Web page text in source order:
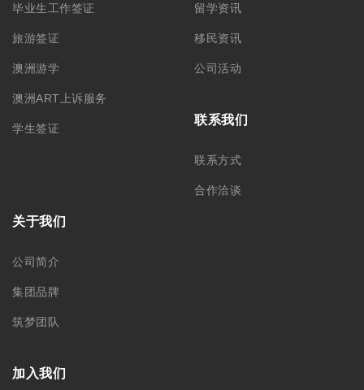
毕业生工作签证
旅游签证
澳洲游学
澳洲ART上诉服务
学生签证
留学资讯
移民资讯
公司活动
联系我们
联系方式
合作洽谈
关于我们
公司简介
集团品牌
筑梦团队
加入我们